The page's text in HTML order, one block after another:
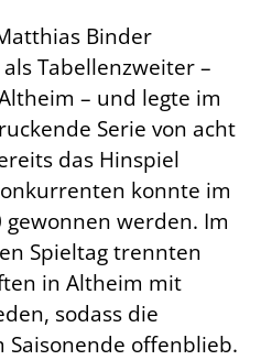
Binder
Tabellenzweiter –
– und legte im
Serie von acht
das Hinspiel
konnte im
werden. Im
Spieltag trennten
in Altheim mit
sodass die
Saisonende offenblieb.